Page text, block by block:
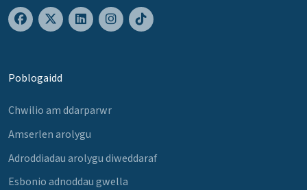
Poblogaidd
Chwilio am ddarparwr
Amserlen arolygu
Adroddiadau arolygu diweddaraf
Esbonio adnoddau gwella